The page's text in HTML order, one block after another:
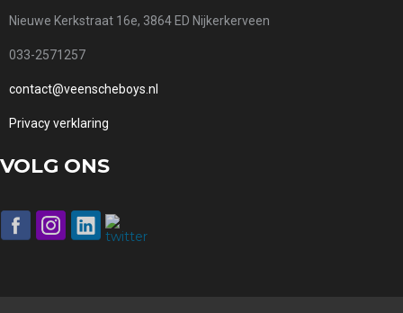
Nieuwe Kerkstraat 16e, 3864 ED Nijkerkerveen
033-2571257
contact@veenscheboys.nl
Privacy verklaring
VOLG ONS